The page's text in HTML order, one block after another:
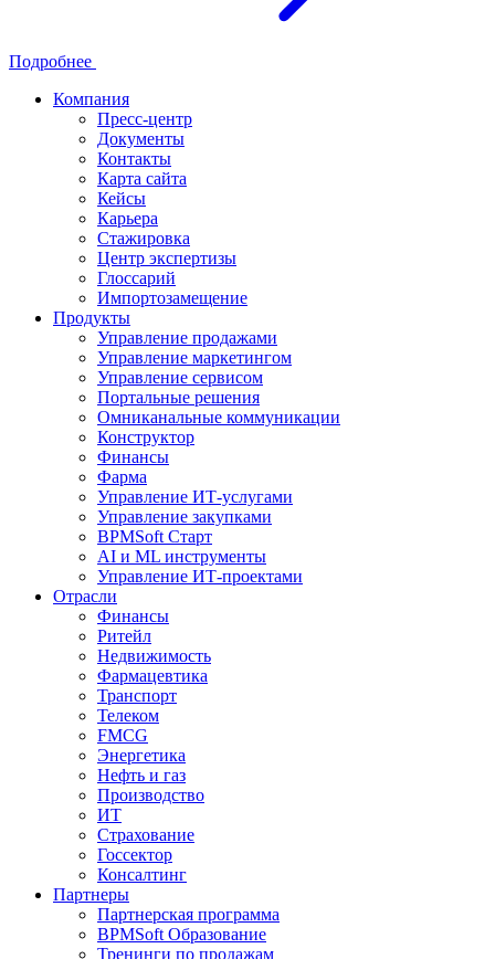
Подробнее
Компания
Пресс-центр
Документы
Контакты
Карта сайта
Кейсы
Карьера
Стажировка
Центр экспертизы
Глоссарий
Импортозамещение
Продукты
Управление продажами
Управление маркетингом
Управление сервисом
Портальные решения
Омниканальные коммуникации
Конструктор
Финансы
Фарма
Управление ИТ-услугами
Управление закупками
BPMSoft Старт
AI и ML инструменты
Управление ИТ-проектами
Отрасли
Финансы
Ритейл
Недвижимость
Фармацевтика
Транспорт
Телеком
FMCG
Энергетика
Нефть и газ
Производство
ИТ
Страхование
Госсектор
Консалтинг
Партнеры
Партнерская программа
BPMSoft Образование
Тренинги по продажам